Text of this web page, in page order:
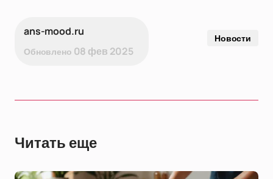
ans-mood.ru
Обновлено 08 фев 2025
Новости
Читать еще